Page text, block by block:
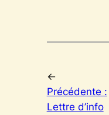
←
Précédente :
Lettre d’info